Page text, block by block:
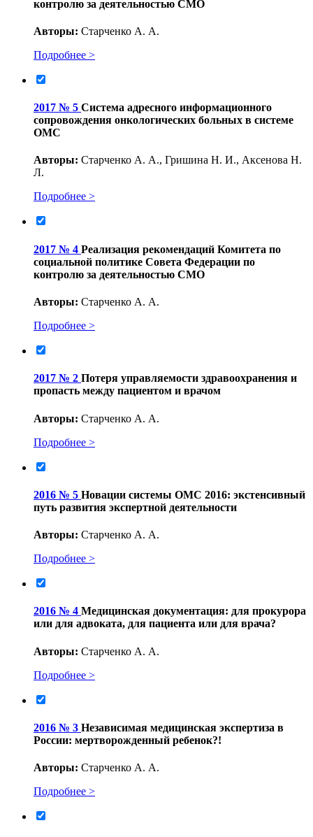
контролю за деятельностью СМО
Авторы: Старченко А. А.
Подробнее >
2017 № 5 Система адресного информационного
сопровождения онкологических больных в системе
ОМС
Авторы: Старченко А. А., Гришина Н. И., Аксенова Н.
Л.
Подробнее >
2017 № 4 Реализация рекомендаций Комитета по
социальной политике Совета Федерации по
контролю за деятельностью СМО
Авторы: Старченко А. А.
Подробнее >
2017 № 2 Потеря управляемости здравоохранения и
пропасть между пациентом и врачом
Авторы: Старченко А. А.
Подробнее >
2016 № 5 Новации системы ОМС 2016: экстенсивный
путь развития экспертной деятельности
Авторы: Старченко А. А.
Подробнее >
2016 № 4 Медицинская документация: для прокурора
или для адвоката, для пациента или для врача?
Авторы: Старченко А. А.
Подробнее >
2016 № 3 Независимая медицинская экспертиза в
России: мертворожденный ребенок?!
Авторы: Старченко А. А.
Подробнее >